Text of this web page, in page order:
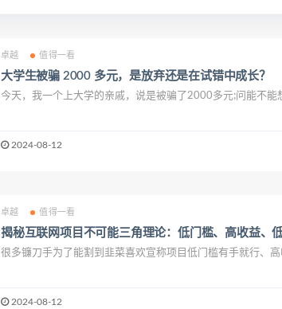
卓越 值得一看
大学生被骗 2000 多元，是放弃还是在试错中成长？
今天，我一个上大学的亲戚，说是被骗了2000多元;问能不能
2024-08-12
卓越 值得一看
揭秘互联网项目不可能三角理论：低门槛、高收益、
很多镰刀手为了能割到韭菜喜欢宣称项目低门槛有手就行、
2024-08-12